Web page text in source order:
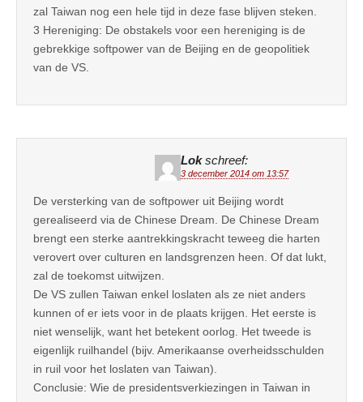
zal Taiwan nog een hele tijd in deze fase blijven steken.
3 Hereniging: De obstakels voor een hereniging is de
gebrekkige softpower van de Beijing en de geopolitiek
van de VS.
Lok schreef:
3 december 2014 om 13:57
De versterking van de softpower uit Beijing wordt
gerealiseerd via de Chinese Dream. De Chinese Dream
brengt een sterke aantrekkingskracht teweeg die harten
verovert over culturen en landsgrenzen heen. Of dat lukt,
zal de toekomst uitwijzen.
De VS zullen Taiwan enkel loslaten als ze niet anders
kunnen of er iets voor in de plaats krijgen. Het eerste is
niet wenselijk, want het betekent oorlog. Het tweede is
eigenlijk ruilhandel (bijv. Amerikaanse overheidsschulden
in ruil voor het loslaten van Taiwan).
Conclusie: Wie de presidentsverkiezingen in Taiwan in